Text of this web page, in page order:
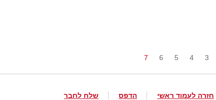
3
4
5
6
7
חזרה לעמוד ראשי הדפס שלח לחבר